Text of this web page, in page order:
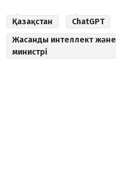
Қазақстан ChatGPT
Жасанды интеллект
министрі